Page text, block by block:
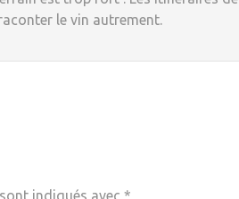
le vin autrement.
indiqués avec *